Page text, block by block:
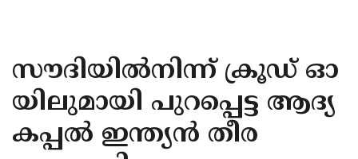
KANNUR
KASARAGOD
സൗദിയില്‍നിന്ന് ക്രൂഡ് ഓ
യിലുമായി പുറപ്പെട്ട ആദ്യ
കപ്പൽ ഇന്ത്യൻ തീര